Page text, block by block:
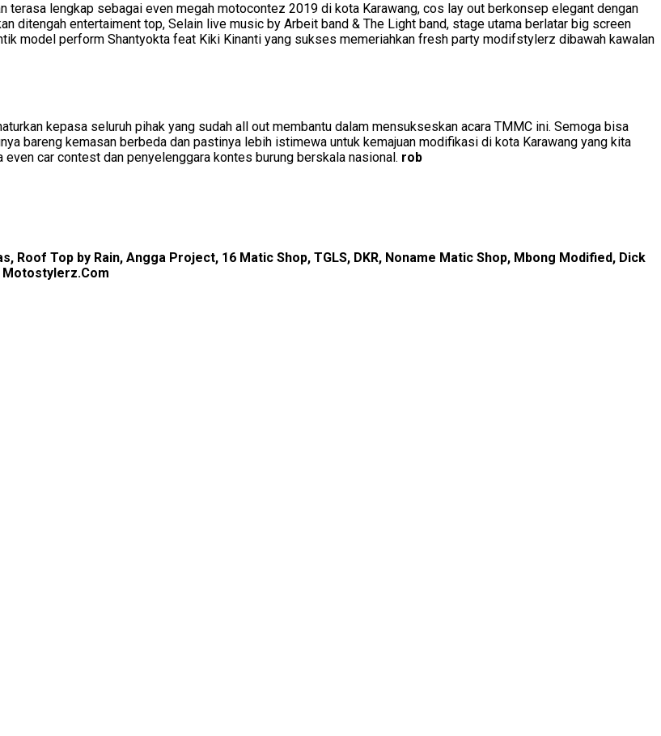
lengkap sebagai even megah motocontez 2019 di kota Karawang, cos lay out berkonsep elegant dengan
ditengah entertaiment top, Selain live music by Arbeit band & The Light band, stage utama berlatar big screen
model perform Shantyokta feat Kiki Kinanti yang sukses memeriahkan fresh party modifstylerz dibawah kawalan
kepasa seluruh pihak yang sudah all out membantu dalam mensukseskan acara TMMC ini. Semoga bisa
bareng kemasan berbeda dan pastinya lebih istimewa untuk kemajuan modifikasi di kota Karawang yang kita
car contest dan penyelenggara kontes burung berskala nasional. rob
Roof Top by Rain, Angga Project, 16 Matic Shop, TGLS, DKR, Noname Matic Shop, Mbong Modified, Dick
Motostylerz.Com